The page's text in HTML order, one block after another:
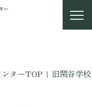
ターTOP | 旧閑谷学校